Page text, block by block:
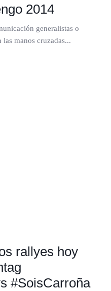
2014
generalistas o
manos cruzadas...
rallyes hoy
#SoisCarroña